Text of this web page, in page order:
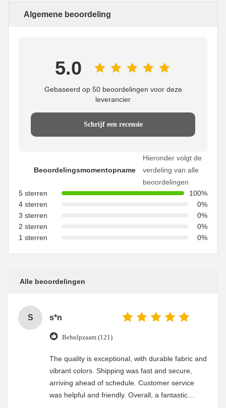
Algemene beoordeling
5.0
Gebaseerd op 50 beoordelingen voor deze
leverancier
Schrijf een recensie
Beoordelingsmomentopname
Hieronder volgt de
verdeling van alle
beoordelingen
5 sterren
100%
4 sterren
0%
3 sterren
0%
2 sterren
0%
1 sterren
0%
Alle beoordelingen
S s*n
Behulpzaam (121)
The quality is exceptional, with durable fabric and
vibrant colors. Shipping was fast and secure,
arriving ahead of schedule. Customer service
was helpful and friendly. Overall, a fantastic